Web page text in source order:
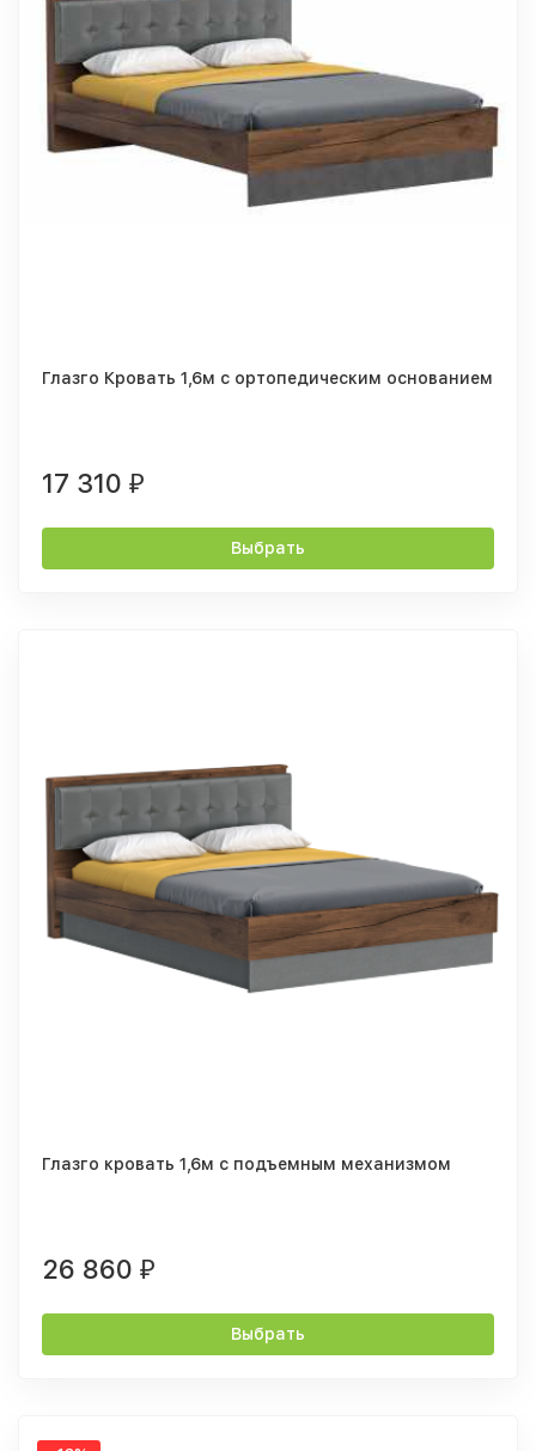
Глазго Кровать 1,6м с ортопедическим основанием
17 310 ₽
Выбрать
Глазго кровать 1,6м с подъемным механизмом
26 860 ₽
Выбрать